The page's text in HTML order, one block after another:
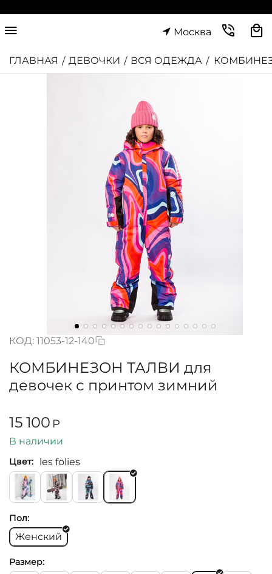
Москва
ГЛАВНАЯ / ДЕВОЧКИ / ВСЯ ОДЕЖДА /
КОД: 11053-12-140
КОМБИНЕЗОН ТАЛВИ для
девочек с принтом зимний
15 100 Р
В наличии
Цвет: les folies
Пол:
Женский
Размер: